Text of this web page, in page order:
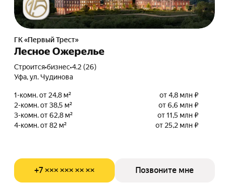
ГК «Первый Трест»
Лесное Ожерелье
Строится•бизнес•4.2 (26)
Уфа, ул. Чудинова
1-комн. от 24,8 м²
от 4,8 млн ₽
2-комн. от 38,5 м²
от 6,6 млн ₽
3-комн. от 62,8 м²
от 11,5 млн ₽
4-комн. от 82 м²
от 25,2 млн ₽
+7 ××× ××× ×× ×× Позвоните мне